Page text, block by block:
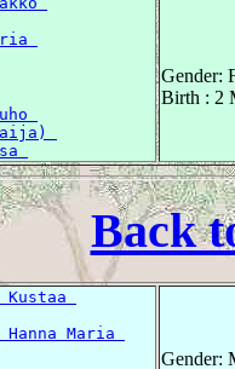
Gender:
Birth : 2
Back
Kustaa
Maria
Gender: